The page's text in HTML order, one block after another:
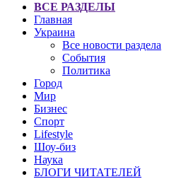
ВСЕ РАЗДЕЛЫ
Главная
Украина
Все новости раздела
События
Политика
Город
Мир
Бизнес
Спорт
Lifestyle
Шоу-биз
Наука
БЛОГИ ЧИТАТЕЛЕЙ